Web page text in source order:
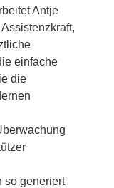
Antje
einfache
die
so generiert